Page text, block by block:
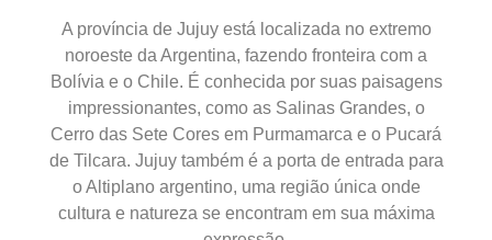
Um espetáculo natural de 14 cores e a
rica história de Humahuaca.
A província de Jujuy está localizada no extremo
noroeste da Argentina, fazendo fronteira com a
Bolívia e o Chile. É conhecida por suas paisagens
impressionantes, como as Salinas Grandes, o
Cerro das Sete Cores em Purmamarca e o Pucará
de Tilcara. Jujuy também é a porta de entrada para
o Altiplano argentino, uma região única onde
cultura e natureza se encontram em sua máxima